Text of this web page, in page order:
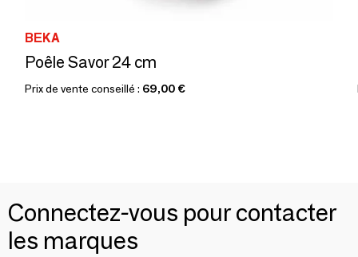
BEKA
Poêle Savor 24 cm
Prix de vente conseillé : 69,00 €
Connectez-vous pour contacter
les marques